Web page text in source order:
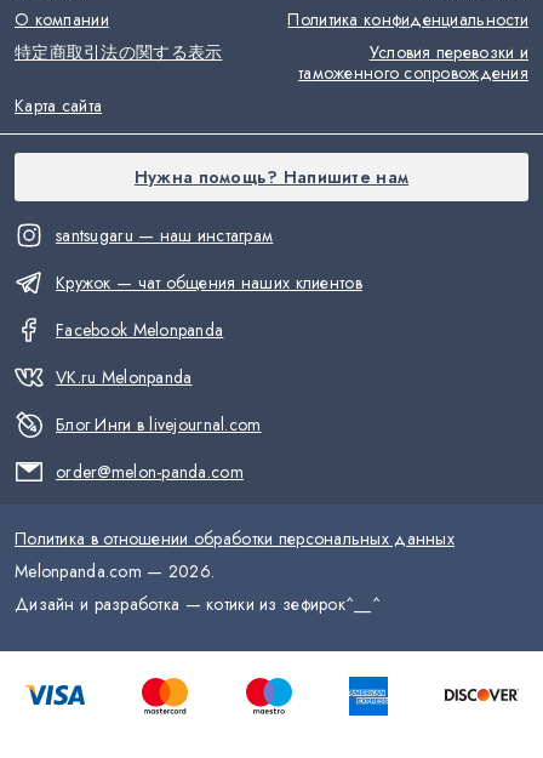
santsugaru — наш инстаграм
Кружок — чат общения наших клиентов
Facebook Melonpanda
VK.ru Melonpanda
Блог Инги в livejournal.com
order@melon-panda.com
О компании
Политика конфиденциальности
特定商取引法の関する表示
Условия перевозки и
таможенного сопровождения
Карта сайта
Нужна помощь? Напишите нам
Политика в отношении обработки персональных данных
Melonpanda.com — 2026.
Дизайн и разработка — котики из зефирок^__^